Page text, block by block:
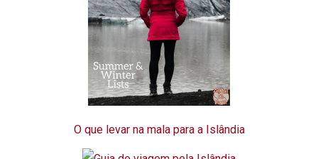
O que levar na mala para a Islândia